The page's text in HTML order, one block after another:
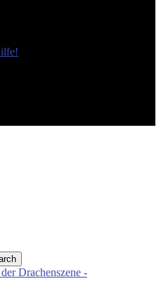
Drachenszene -